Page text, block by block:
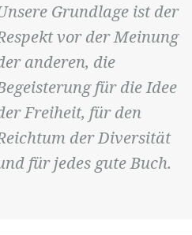
Grundlage ist der
vor der Meinung
anderen, die
für die Idee
Freiheit, für den
der Diversität
für jedes gute Buch.